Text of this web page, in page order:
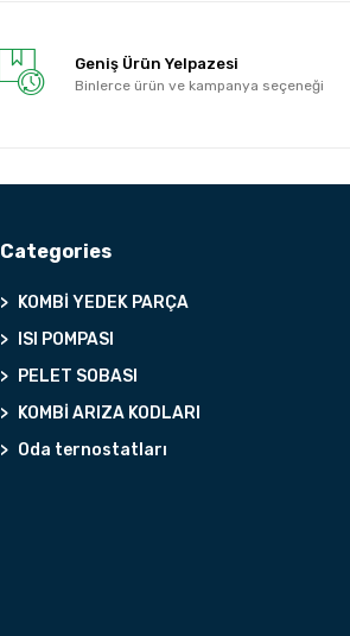
Geniş Ürün Yelpazesi
Binlerce ürün ve kampanya seçeneği
Categories
KOMBİ YEDEK PARÇA
ISI POMPASI
PELET SOBASI
KOMBİ ARIZA KODLARI
Oda ternostatları